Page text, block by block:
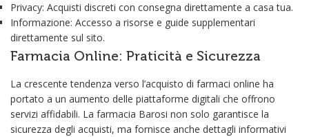
Privacy: Acquisti discreti con consegna direttamente a casa tua.
Informazione: Accesso a risorse e guide supplementari
direttamente sul sito.
Farmacia Online: Praticità e Sicurezza
La crescente tendenza verso l’acquisto di farmaci online ha
portato a un aumento delle piattaforme digitali che offrono
servizi affidabili. La farmacia Barosi non solo garantisce la
sicurezza degli acquisti, ma fornisce anche dettagli informativi